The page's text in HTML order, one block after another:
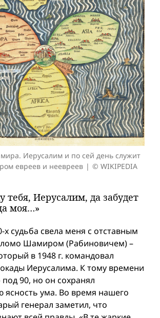
Иерусалим и по сей день служит
евреев и неевреев
© WIKIPEDIA
тебя, Иерусалим, да забудет
моя…»
х судьба свела меня с отставным
Шамиром (Рабиновичем) –
в 1948 г. командовал
Иерусалима. К тому времени
90, но он сохранял
ума. Во время нашего
генерал заметил, что